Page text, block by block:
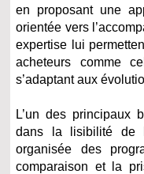
en proposant une
orientée vers
expertise lui
acheteurs comme
s’adaptant aux
L’un des principaux
dans la lisibilité de
organisée des
comparaison et la